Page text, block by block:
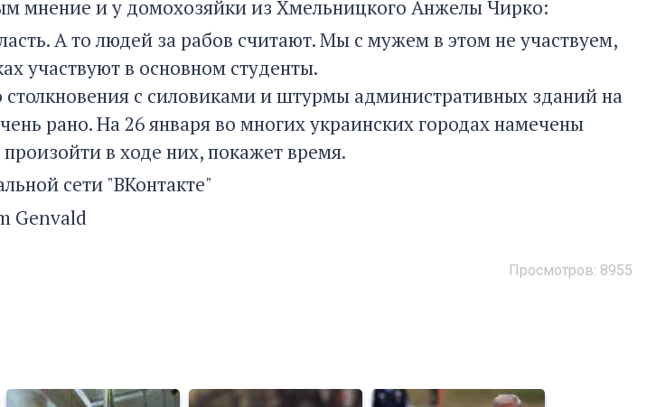
мнение и у домохозяйки из Хмельницкого Анжелы Чирко:
А то людей за рабов считают. Мы с мужем в этом не участвуем,
участвуют в основном студенты.
с силовиками и штурмы административных зданий на
рано. На 26 января во многих украинских городах намечены
в ходе них, покажет время.
сети "ВКонтакте"
Genvald
Просмотров: 8955